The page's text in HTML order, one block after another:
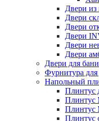
Двери из
Двери
Двери
Двери
Двери
Двери
Двери для
Фурнитура для
Напольный
Плинтус
Плинтус
Плинтус
Плинтус